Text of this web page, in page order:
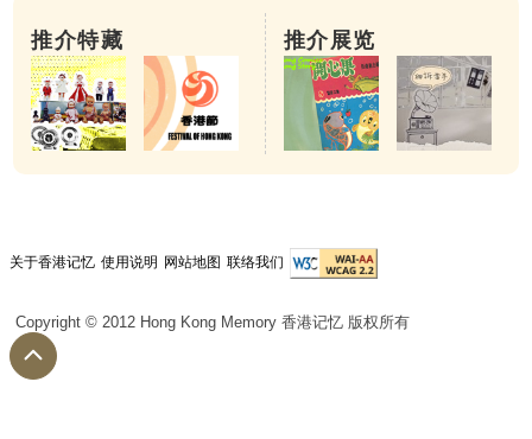
推介特藏 推介展览
关于香港记忆 使用说明 网站地图 联络我们
Copyright © 2012 Hong Kong Memory 香港记忆 版权所有